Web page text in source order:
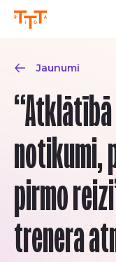
Jaunumi
notikumi,
pirmo
trenera